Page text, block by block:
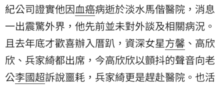
紀公司證實他因血癌病逝於淡水馬偕醫院，消息
一出震驚外界，他先前並未對外談及相關病況。
且去年底才歡喜辦入厝趴，資深女星方馨 、 高欣
欣 、兵家綺都出席，今高欣欣以顫抖的聲音向老
公李國超訴說噩耗，兵家綺更是趕赴醫院。也活